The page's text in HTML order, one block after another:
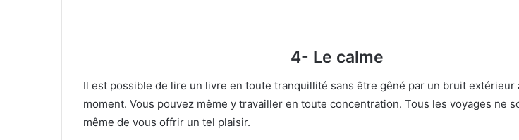
4- Le calme
Il est possible de lire un livre en toute tranquillité sans être gêné par un bruit extérieur
moment. Vous pouvez même y travailler en toute concentration. Tous les voyages ne
même de vous offrir un tel plaisir.